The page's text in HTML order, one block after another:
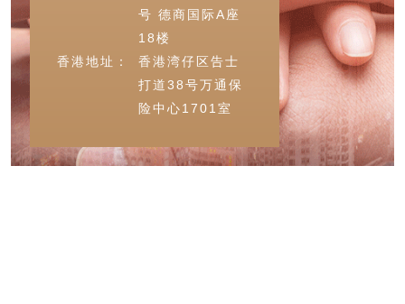
号 德商国际A座
18楼
香港地址：
香港湾仔区告士
打道38号万通保
险中心1701室